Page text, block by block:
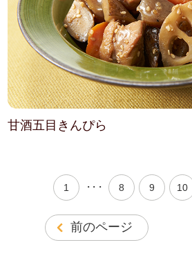
甘酒五目きんぴら
前のページ
1 ・・・ 8 9 10